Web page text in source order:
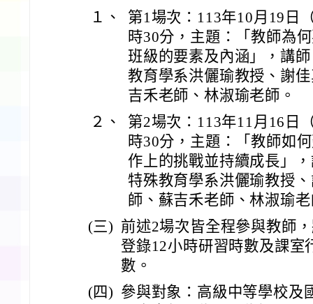
１、
第1場次：113年10月19日
時30分，主題：「教師為
班級的要素及內涵」，講
教育學系洪儷瑜教授、謝
吉禾老師、林淑瑜老師。
２、
第2場次：113年11月16日
時30分，主題：「教師如
作上的挑戰並持續成長」
特殊教育學系洪儷瑜教授
師、蘇吉禾老師、林淑瑜
(三) 前述2場次皆全程參與教師
登錄12小時研習時數及課室
數。
(四) 參與對象：高級中等學校及